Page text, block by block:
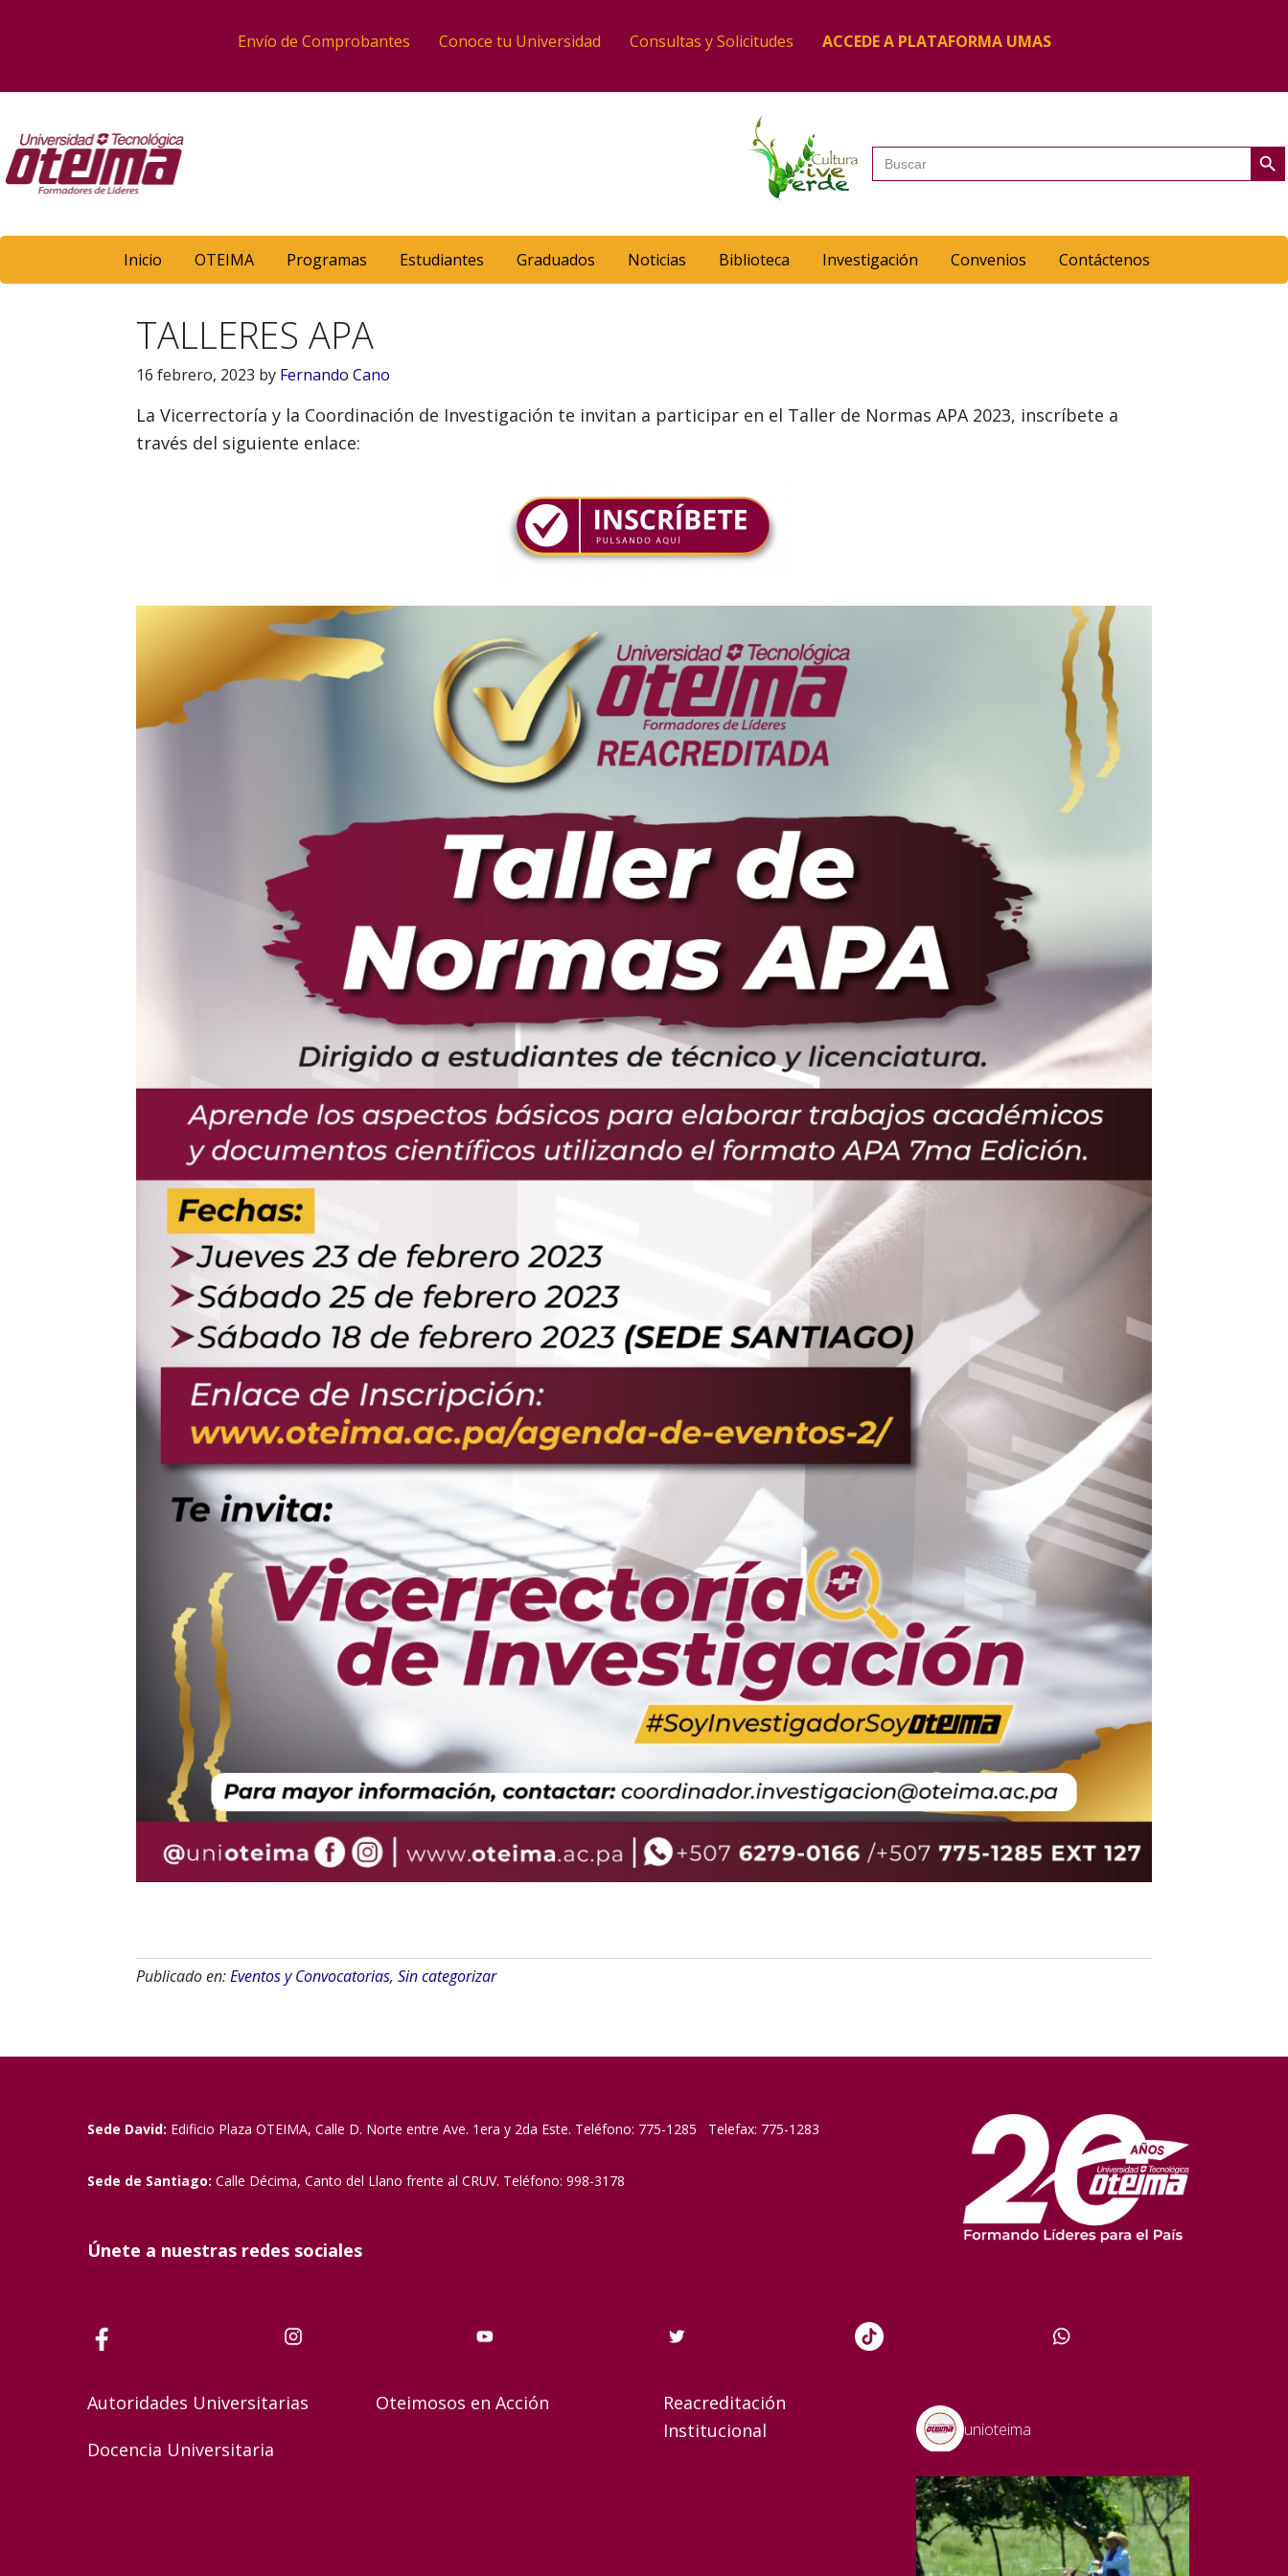
Envío de Comprobantes Conoce tu Universidad Consultas y Solicitudes ACCEDE A PLATAFORMA UMAS
Buscar: Botón de
Inicio OTEIMA Programas Estudiantes Graduados Noticias Biblioteca Investigación Convenios Contáctenos
TALLERES APA
16 febrero, 2023 by Fernando Cano
La Vicerrectoría y la Coordinación de Investigación te invitan a participar en el Taller de Normas APA 2023, inscríbete a
través del siguiente enlace:
Publicado en:Eventos y Convocatorias, Sin categorizar
Sede David: Edificio Plaza OTEIMA, Calle D. Norte entre Ave. 1era y 2da Este. Teléfono: 775-1285 Telefax: 775-1283
Sede de Santiago: Calle Décima, Canto del Llano frente al CRUV. Teléfono: 998-3178
Únete a nuestras redes sociales
Autoridades Universitarias
Docencia Universitaria
Oteimosos en Acción
Reacreditación
Institucional
unioteima